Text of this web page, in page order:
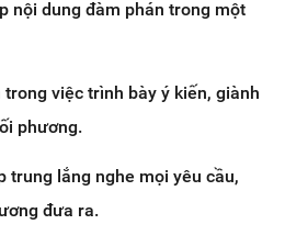
nội dung đàm phán trong một
việc trình bày ý kiến, giành
phương.
trung lắng nghe mọi yêu cầu,
đưa ra.